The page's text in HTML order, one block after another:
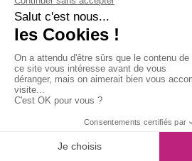
Valeur vénale :1 260 000 €
Exclusivite
Message